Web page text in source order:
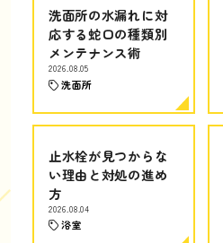
洗面所の水漏れに対
応する蛇口の種類別
メンテナンス術
2026.08.05
洗面所
止水栓が見つからな
い理由と対処の進め
方
2026.08.04
浴室